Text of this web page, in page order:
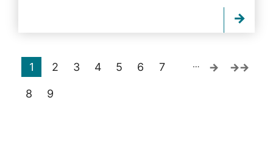
1 2 3 4 5 6 7
8 9
…